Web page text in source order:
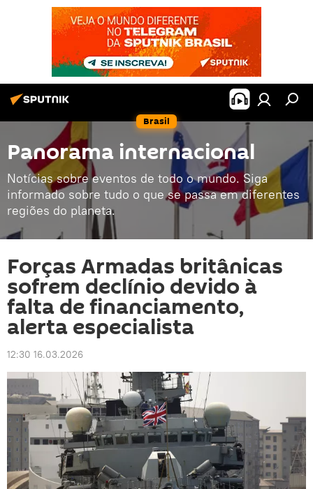
Brasil
Panorama internacional
Notícias sobre eventos de todo o mundo. Siga
informado sobre tudo o que se passa em diferentes
regiões do planeta.
Forças Armadas britânicas
sofrem declínio devido à
falta de financiamento,
alerta especialista
12:30 16.03.2026